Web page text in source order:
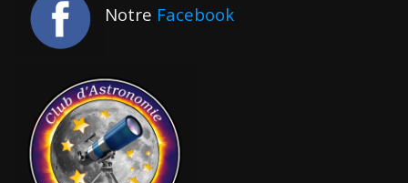
Notre Facebook